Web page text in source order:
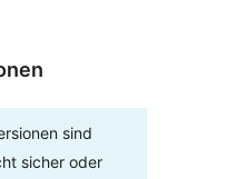
sind
sicher oder